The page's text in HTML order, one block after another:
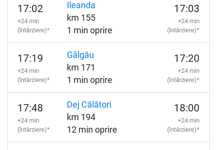
17:02
+24 min
(întârziere)*
Ileanda
km 155
1 min oprire
17:03
+24 min
(întârziere)*
17:19
+24 min
(întârziere)*
Gâlgău
km 171
1 min oprire
17:20
+24 min
(întârziere)*
17:48
+24 min
(întârziere)*
Dej Călători
km 194
12 min oprire
18:00
+24 min
(întârziere)*